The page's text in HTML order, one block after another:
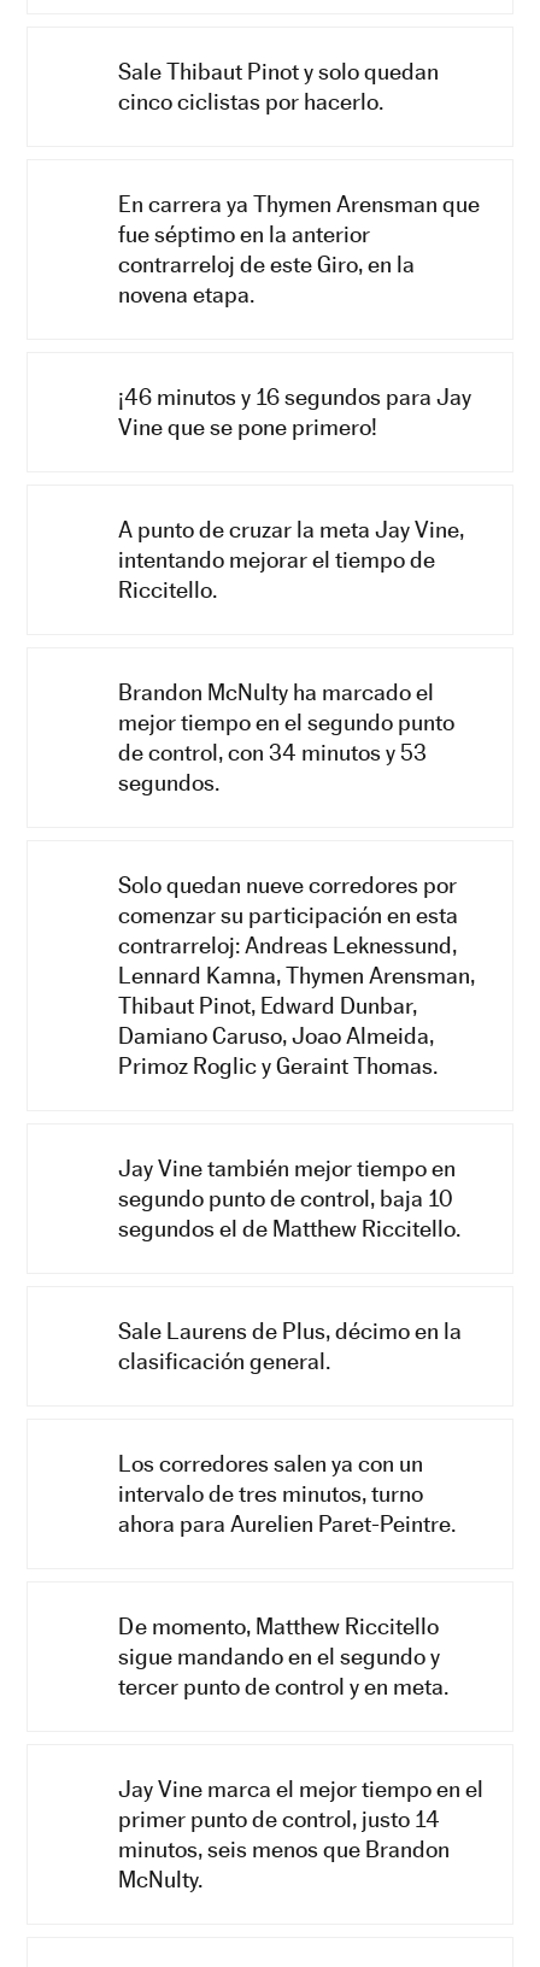
Sale Thibaut Pinot y solo quedan
cinco ciclistas por hacerlo.
En carrera ya Thymen Arensman que
fue séptimo en la anterior
contrarreloj de este Giro, en la
novena etapa.
¡46 minutos y 16 segundos para Jay
Vine que se pone primero!
A punto de cruzar la meta Jay Vine,
intentando mejorar el tiempo de
Riccitello.
Brandon McNulty ha marcado el
mejor tiempo en el segundo punto
de control, con 34 minutos y 53
segundos.
Solo quedan nueve corredores por
comenzar su participación en esta
contrarreloj: Andreas Leknessund,
Lennard Kamna, Thymen Arensman,
Thibaut Pinot, Edward Dunbar,
Damiano Caruso, Joao Almeida,
Primoz Roglic y Geraint Thomas.
Jay Vine también mejor tiempo en
segundo punto de control, baja 10
segundos el de Matthew Riccitello.
Sale Laurens de Plus, décimo en la
clasificación general.
Los corredores salen ya con un
intervalo de tres minutos, turno
ahora para Aurelien Paret-Peintre.
De momento, Matthew Riccitello
sigue mandando en el segundo y
tercer punto de control y en meta.
Jay Vine marca el mejor tiempo en el
primer punto de control, justo 14
minutos, seis menos que Brandon
McNulty.